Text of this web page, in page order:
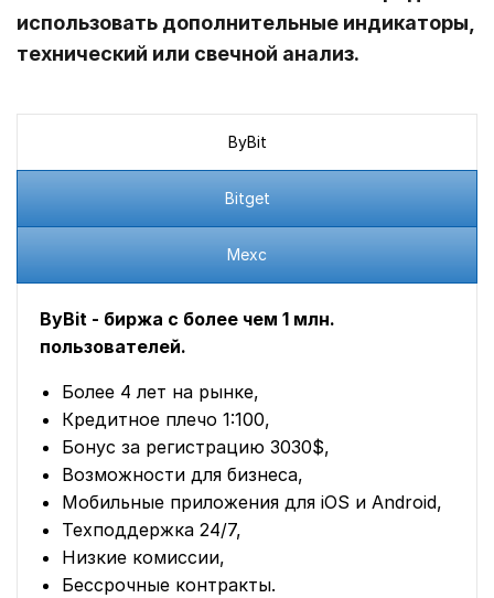
использовать дополнительные индикаторы,
технический или свечной анализ.
ByBit
Bitget
Mexc
ByBit - биржа с более чем 1 млн.
пользователей.
Более 4 лет на рынке,
Кредитное плечо 1:100,
Бонус за регистрацию 3030$,
Возможности для бизнеса,
Мобильные приложения для iOS и Android,
Техподдержка 24/7,
Низкие комиссии,
Бессрочные контракты.